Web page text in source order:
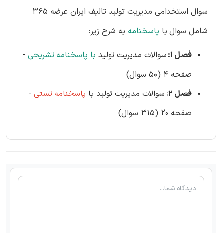
سوال استخدامی مدیریت تولید تالیف ایران عرضه 365
شامل سوال با پاسخنامه به شرح زیر:
فصل 1: سوالات مدیریت تولید با پاسخنامه تشریحی -
صفحه 4 (50 سوال)
فصل 2:
سوالات مدیریت تولید با پاسخنامه تستی -
صفحه 20 (315 سوال)